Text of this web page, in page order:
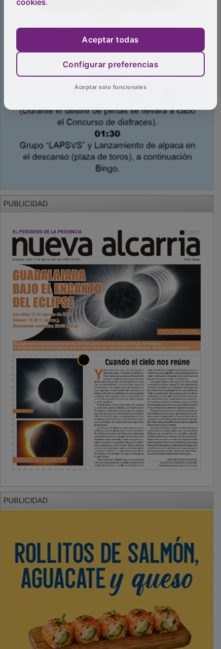
PUBLICIDAD
PUBLICIDAD
cookies.
Aceptar todas
Configurar preferencias
Aceptar solo funcionales